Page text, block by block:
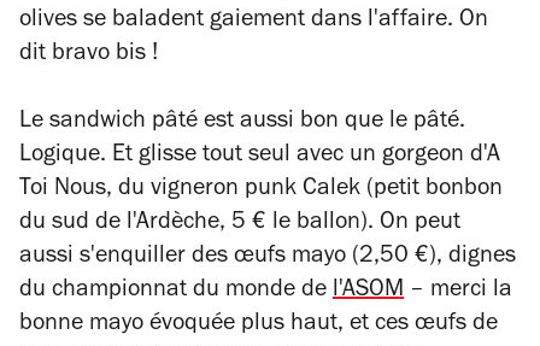
olives se baladent gaiement dans l'affaire. On
dit bravo bis !
Le sandwich pâté est aussi bon que le pâté.
Logique. Et glisse tout seul avec un gorgeon d'A
Toi Nous, du vigneron punk Calek (petit bonbon
du sud de l'Ardèche, 5 € le ballon). On peut
aussi s'enquiller des œufs mayo (2,50 €), dignes
du championnat du monde de l'ASOM – merci la
bonne mayo évoquée plus haut, et ces œufs de